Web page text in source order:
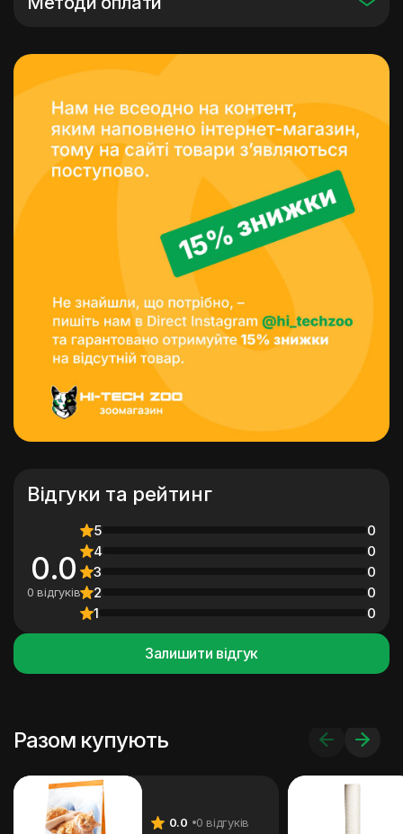
Відгуки та рейтинг
0.0
0 відгуків
5
0
4
0
3
0
2
0
1
0
Залишити відгук
Разом купують
0.0 0 відгуків